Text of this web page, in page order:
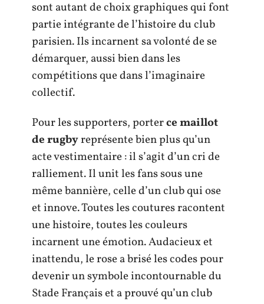
sont autant de choix graphiques qui font
partie intégrante de l’histoire du club
parisien. Ils incarnent sa volonté de se
démarquer, aussi bien dans les
compétitions que dans l’imaginaire
collectif.
Pour les supporters, porterce maillot
de rugbyreprésente bien plus qu’un
acte vestimentaire : il s’agit d’un cri de
ralliement. Il unit les fans sous une
même bannière, celle d’un club qui ose
et innove. Toutes les coutures racontent
une histoire, toutes les couleurs
incarnent une émotion. Audacieux et
inattendu, le rose a brisé les codes pour
devenir un symbole incontournable du
Stade Français et a prouvé qu’un club